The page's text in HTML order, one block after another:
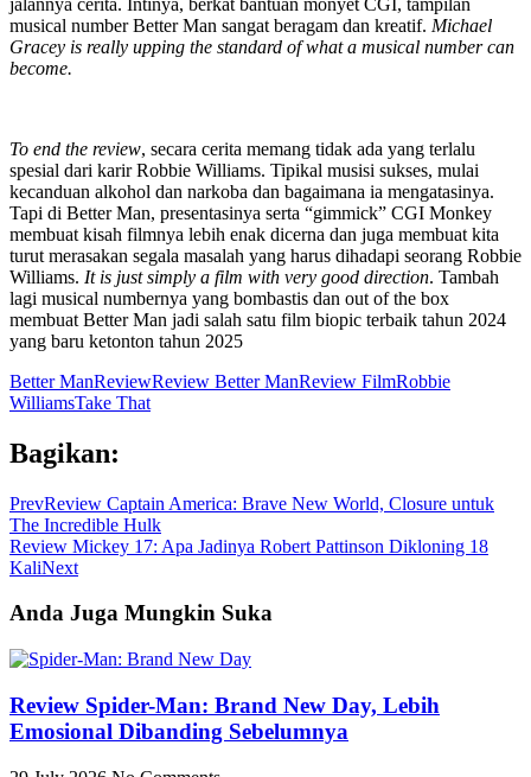
musical number Better Man sangat beragam dan kreatif. Michael
Gracey is really upping the standard of what a musical number can
become.
To end the review, secara cerita memang tidak ada yang terlalu
spesial dari karir Robbie Williams. Tipikal musisi sukses, mulai
kecanduan alkohol dan narkoba dan bagaimana ia mengatasinya.
Tapi di Better Man, presentasinya serta “gimmick” CGI Monkey
membuat kisah filmnya lebih enak dicerna dan juga membuat kita
turut merasakan segala masalah yang harus dihadapi seorang Robbie
Williams. It is just simply a film with very good direction. Tambah
lagi musical numbernya yang bombastis dan out of the box
membuat Better Man jadi salah satu film biopic terbaik tahun 2024
yang baru ketonton tahun 2025
Better ManReviewReview Better ManReview FilmRobbie
WilliamsTake That
Bagikan:
PrevReview Captain America: Brave New World, Closure untuk
The Incredible Hulk
Review Mickey 17: Apa Jadinya Robert Pattinson Dikloning 18
KaliNext
Anda Juga Mungkin Suka
Review Spider-Man: Brand New Day, Lebih
Emosional Dibanding Sebelumnya